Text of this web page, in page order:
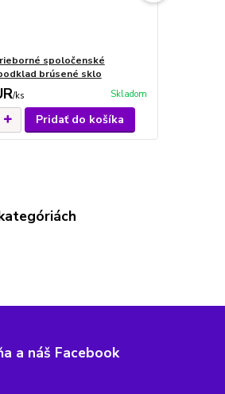
spoločenské
brúsené sklo
/ks Skladom
Pridať do košíka
a náš Facebook